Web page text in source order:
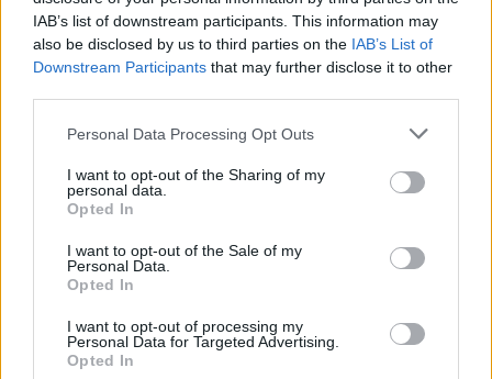
IAB’s list of downstream participants. This information may
also be disclosed by us to third parties on the IAB’s List of
Downstream Participants that may further disclose it to other
Personal Data Processing Opt Outs
I want to opt-out of the Sharing of my
personal data.
Opted In
I want to opt-out of the Sale of my
Personal Data.
Opted In
I want to opt-out of processing my
Personal Data for Targeted Advertising.
Opted In
Πρωινή